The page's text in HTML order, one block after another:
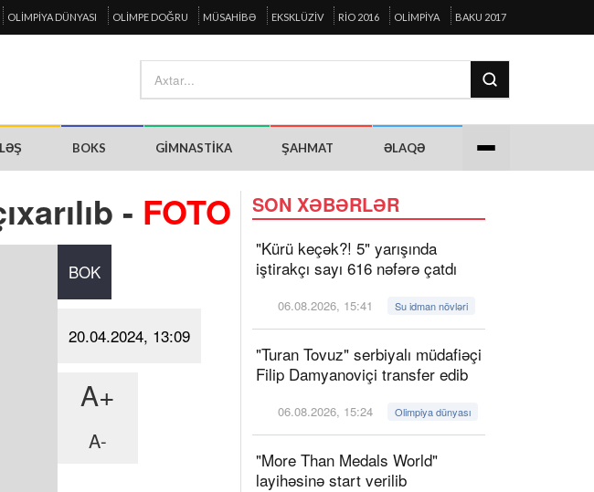
OLIMPIYA DÜNYASI OLIMPE DOĞRU MÜSAHIBƏ EKSKLÜZIV RIO 2016 OLIMPIYA BAKU 2017
BOKS GIMNASTIKA ŞAHMAT ƏLAQƏ
- FOTO
BOK
20.04.2024, 13:09
A+
A-
SON XƏBƏRLƏR
"Kürü keçək?! 5" yarışında
iştirakçı sayı 616 nəfərə çatdı
06.08.2026, 15:41 Su idman növləri
"Turan Tovuz" serbiyalı müdafiəçi
Filip Damyanoviçi transfer edib
06.08.2026, 15:24 Olimpiya dünyası
"More Than Medals World"
layihəsinə start verilib